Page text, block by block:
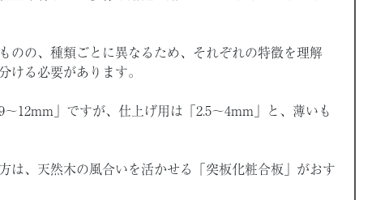
の、種類ごとに異なるため、それぞれの特徴を理解
ける必要があります。
12mm」ですが、仕上げ用は「2.5〜4mm」と、薄いも
、天然木の風合いを活かせる「突板化粧合板」がおす